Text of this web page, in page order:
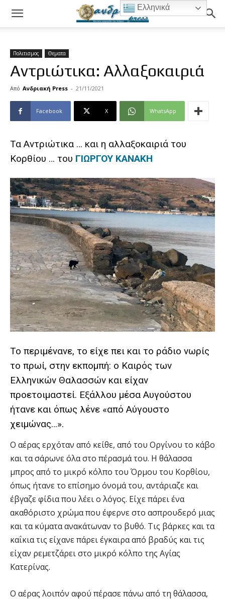
Πολιτισμος Θεματα
Αντριώτικα: Αλλαξοκαιριά
Από Ανδριακή Press - 21/11/2021
Facebook X WhatsApp
Τα Αντριώτικα … και η αλλαξοκαιριά του
Κορθίου … του ΓΙΩΡΓΟΥ ΚΑΝΑΚΗ
Το περιμένανε, το είχε πει και το ράδιο νωρίς
το πρωί, στην εκπομπή: ο Καιρός των
Ελληνικών Θαλασσών και είχαν
προετοιμαστεί. Εξάλλου μέσα Αυγούστου
ήτανε και όπως λένε «από Αύγουστο
χειμώνας…».
Ο αέρας ερχόταν από κείθε, από του Οργίνου το κάβο
και τα σάρωνε όλα στο πέρασμά του. Η θάλασσα
μπρος από το μικρό κόλπο του Όρμου του Κορθίου,
όπως ήτανε το επίσημο όνομά του, αντάριαζε και
έβγαζε φίδια που λέει ο λόγος. Είχε πάρει ένα
ακαθόριστο χρώμα που έφερνε στο ασπρουδερό μιας
και τα κύματα ανακάτωναν το βυθό. Τις βάρκες και τα
καΐκια τις είχανε πάρει έγκαιρα από βραδύς και τις
είχαν ρεμετζάρει στο μικρό κόλπο της Αγίας
Κατερίνας.
Ο αέρας λοιπόν αφού πέρασε πάνω από τη θάλασσα,
Ελληνικά